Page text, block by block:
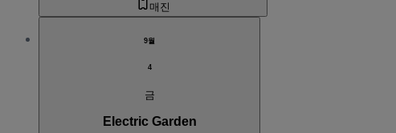
매진
9월
4
금
Electric Garden